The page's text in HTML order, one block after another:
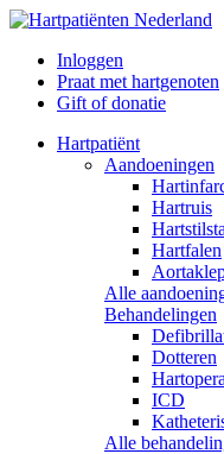
Inloggen
Praat met hartgenoten
Gift of donatie
Hartpatiënt
Aandoeningen
Hartruis
Hartfalen
Alle
Behandelingen
Dotteren
ICD
Alle